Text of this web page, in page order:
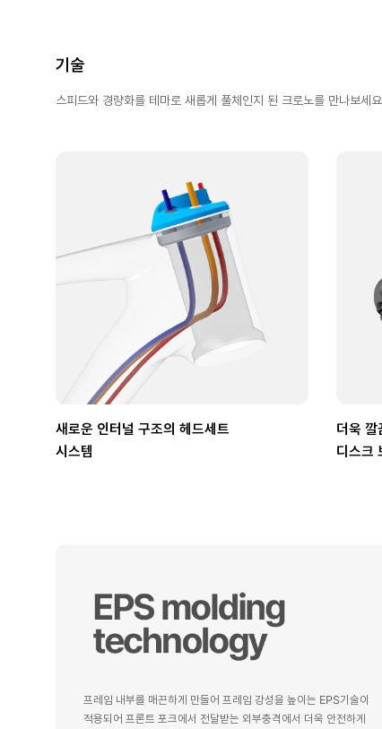
기술
스피드와 경량화를 테마로 새롭게 풀체인지 된 크로노를 만나보
새로운 인터널 구조의 헤드세트
시스템
더욱 깔
디스크
프레임 내부를 매끈하게 만들어 프레임 강성을 높이는 EPS기술이
적용되어 프론트 포크에서 전달받는 외부충격에서 더욱 안전하게